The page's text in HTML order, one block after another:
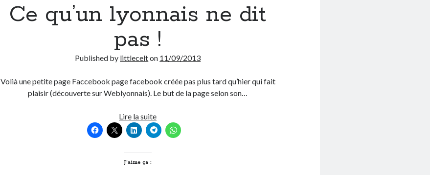
Ce qu’un lyonnais ne dit
pas !
Published by littlecelton 11/09/2013
Volià une petite page Faccebook page facebook créée pas plus tard qu’hier qui fait
plaisir (découverte sur Weblyonnais). Le but de la page selon son…
Lire la suiteCe
qu’un
lyonnais
J’aime ça :